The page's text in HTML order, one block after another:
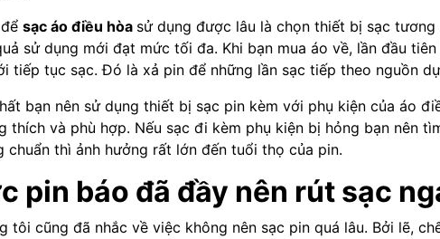
sạc áo điều hòa sử dụng được lâu là chọn thiết bị sạc
sử dụng mới đạt mức tối đa. Khi bạn mua áo về, lần đầu
tiếp tục sạc. Đó là xả pin để những lần sạc tiếp theo nguồn
bạn nên sử dụng thiết bị sạc pin kèm với phụ kiện của áo
thích và phù hợp. Nếu sạc đi kèm phụ kiện bị hỏng bạn nên
chuẩn thì ảnh hưởng rất lớn đến tuổi thọ của pin.
pin báo đã đầy nên rút sạc
tôi cũng đã nhắc về việc không nên sạc pin quá lâu. Bởi lẽ,